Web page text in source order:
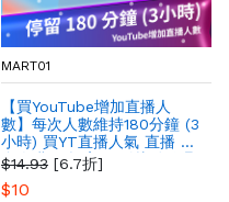
MART01
【買YouTube增加直播人
數】每次人數維持180分鐘 (3
小時) 買YT直播人氣 直播 最
多人購買 提高YT影片粉絲曝
光量
$14.93 [6.7折]
$10